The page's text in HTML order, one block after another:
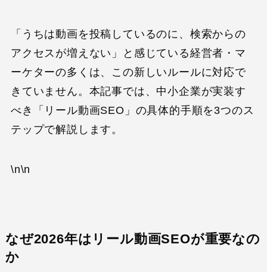
「うちは動画を投稿しているのに、検索からの
アクセスが増えない」と感じている経営者・マ
ーケターの多くは、この新しいルールに対応で
きていません。本記事では、中小企業が実装す
べき「リール動画SEO」の具体的手順を3つのス
テップで解説します。
\n\n
なぜ2026年はリール動画SEOが重要なの
か